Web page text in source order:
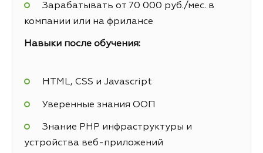
Зарабатывать от 70 000 руб./мес. в
компании или на фрилансе
Навыки после обучения:
HTML, CSS и Javascript
Уверенные знания ООП
Знание PHP инфраструктуры и
устройства веб-приложений